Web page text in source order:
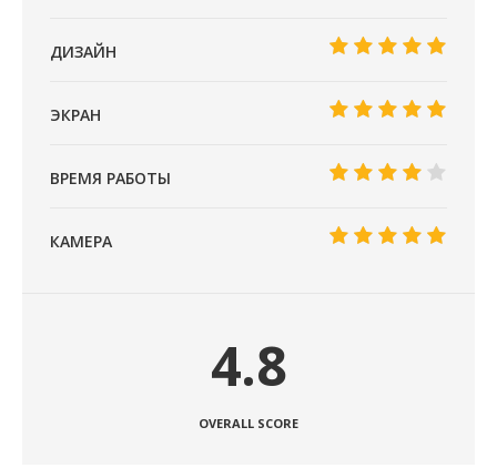
ДИЗАЙН
ЭКРАН
ВРЕМЯ РАБОТЫ
КАМЕРА
4.8
OVERALL SCORE